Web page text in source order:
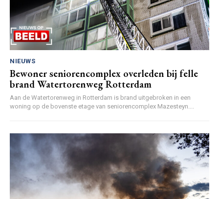
NIEUWS
Bewoner seniorencomplex overleden bij felle
brand Watertorenweg Rotterdam
Aan de Watertorenweg in Rotterdam is brand uitgebroken in een
woning op de bovenste etage van seniorencomplex Mazesteyn....